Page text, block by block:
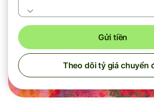
Gửi tiền
Theo dõi tỷ giá chuyển